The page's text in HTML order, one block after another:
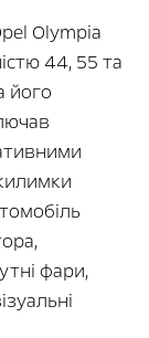
Olympia
44, 55 та
його
фари,